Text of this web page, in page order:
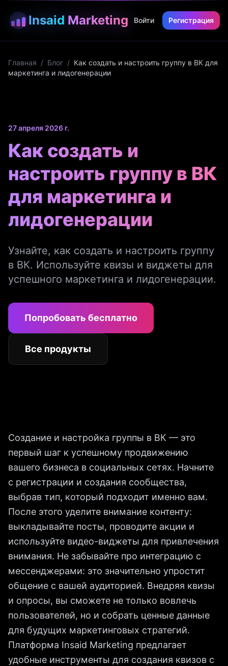
Insaid Marketing Войти Регистрация
Главная / Блог / Как создать и настроить группу в ВК для
маркетинга и лидогенерации
27 апреля 2026 г.
Как создать и
настроить группу в ВК
для маркетинга и
лидогенерации
Узнайте, как создать и настроить группу
в ВК. Используйте квизы и виджеты для
успешного маркетинга и лидогенерации.
Попробовать бесплатно
Все продукты
Создание и настройка группы в ВК — это
первый шаг к успешному продвижению
вашего бизнеса в социальных сетях. Начните
с регистрации и создания сообщества,
выбрав тип, который подходит именно вам.
После этого уделите внимание контенту:
выкладывайте посты, проводите акции и
используйте видео-виджеты для привлечения
внимания. Не забывайте про интеграцию с
мессенджерами: это значительно упростит
общение с вашей аудиторией. Внедряя квизы
и опросы, вы сможете не только вовлечь
пользователей, но и собрать ценные данные
для будущих маркетинговых стратегий.
Платформа Insaid Marketing предлагает
удобные инструменты для создания квизов с